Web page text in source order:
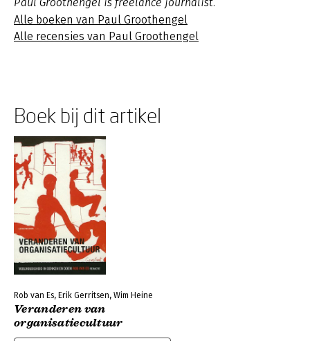
Alle boeken van Paul Groothengel
Alle recensies van Paul Groothengel
Boek bij dit artikel
Rob van Es, Erik Gerritsen, Wim Heine
Veranderen van
organisatiecultuur